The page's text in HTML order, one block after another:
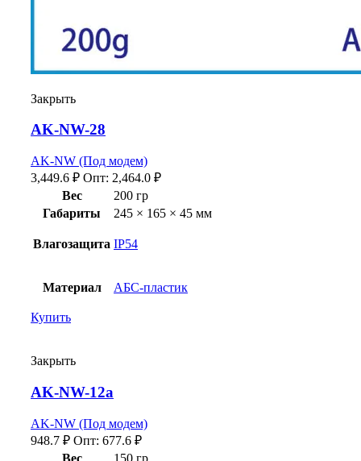
Закрыть
AK-NW-28
AK-NW (Под модем)
3,449.6 ₽ Опт: 2,464.0 ₽
Вес
200 гр
Габариты
245 × 165 × 45 мм
Влагозащита IP54
Материал АБС-пластик
Купить
Закрыть
AK-NW-12a
AK-NW (Под модем)
948.7 ₽ Опт: 677.6 ₽
Вес
150 гр